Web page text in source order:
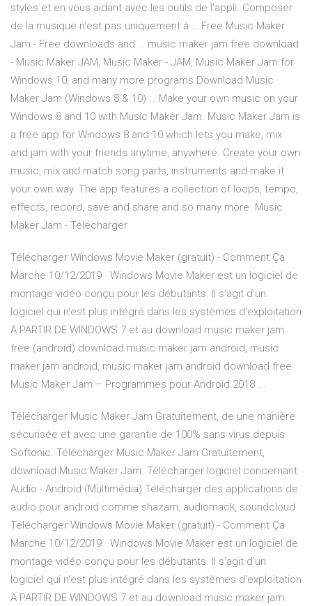
styles et en vous aidant avec les outils de l'appli. Composer
de la musique n’est pas uniquement à … Free Music Maker
Jam - Free downloads and … music maker jam free download
- Music Maker JAM, Music Maker - JAM, Music Maker Jam for
Windows 10, and many more programs Download Music
Maker Jam (Windows 8 & 10) … Make your own music on your
Windows 8 and 10 with Music Maker Jam. Music Maker Jam is
a free app for Windows 8 and 10 which lets you make, mix
and jam with your friends anytime, anywhere. Create your own
music, mix and match song parts, instruments and make it
your own way. The app features a collection of loops, tempo,
effects, record, save and share and so many more. Music
Maker Jam - Télécharger
Télécharger Windows Movie Maker (gratuit) - Comment Ça
Marche 10/12/2019 · Windows Movie Maker est un logiciel de
montage vidéo conçu pour les débutants. Il s'agit d'un
logiciel qui n'est plus intégré dans les systèmes d'exploitation
A PARTIR DE WINDOWS 7 et au download music maker jam
free (android) download music maker jam android, music
maker jam android, music maker jam android download free
Music Maker Jam – Programmes pour Android 2018 ...
Télécharger Music Maker Jam Gratuitement, de une manière
sécurisée et avec une garantie de 100% sans virus depuis
Softonic. Télécharger Music Maker Jam Gratuitement,
download Music Maker Jam. Télécharger logiciel concernant
Audio - Android (Multimédia) Télécharger des applications de
audio pour android comme shazam, audiomack, soundcloud
Télécharger Windows Movie Maker (gratuit) - Comment Ça
Marche 10/12/2019 · Windows Movie Maker est un logiciel de
montage vidéo conçu pour les débutants. Il s'agit d'un
logiciel qui n'est plus intégré dans les systèmes d'exploitation
A PARTIR DE WINDOWS 7 et au download music maker jam